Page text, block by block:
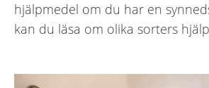
hjälpmedel om du har en
kan du läsa om olika sorters